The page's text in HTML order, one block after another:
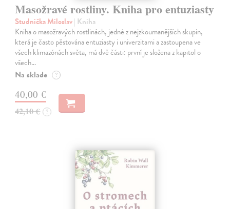
Masožravé rostliny. Kniha pro entuziasty
Studnička Miloslav| Kniha
Kniha o masožravých rostlinách, jedné z nejzkoumanějších skupin,
která je často pěstována entuziasty i univerzitami a zastoupena ve
všech klimazónách světa, má dvě části: první je složena z kapitol o
všech…
Na sklade ?
40,00 €
42,10 € ?